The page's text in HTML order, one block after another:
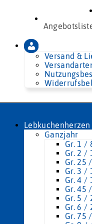
Versand &
Lebkuchenherzen
Ganzjahr
Gr. 1 /
Gr. 2 /
Gr. 25
Gr. 3 /
Gr. 4 /
Gr. 45
Gr. 5 /
Gr. 6 /
Gr. 75